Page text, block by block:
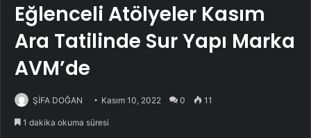
Eğlenceli Atölyeler Kasım
Ara Tatilinde Sur Yapı Marka
AVM’de
ŞİFA DOĞAN Kasım 10, 2022 0 11
1 dakika okuma süresi